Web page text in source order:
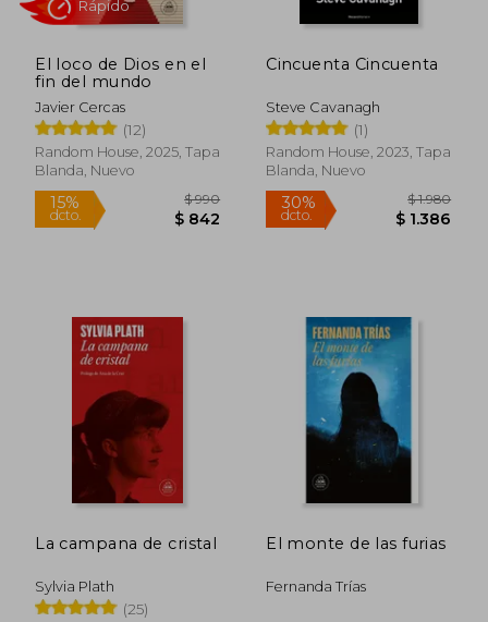
35%
dcto.
15%
dcto.
El loco de Dios en el
fin del mundo
Javier Cercas
(12)
Random House, 2025, Tapa
Blanda, Nuevo
Cincuenta Cincuenta
Steve Cavanagh
(1)
Random House, 2023, Tapa
Blanda, Nuevo
La campana de cristal
Sylvia Plath
(25)
El monte de las furias
Fernanda Trías